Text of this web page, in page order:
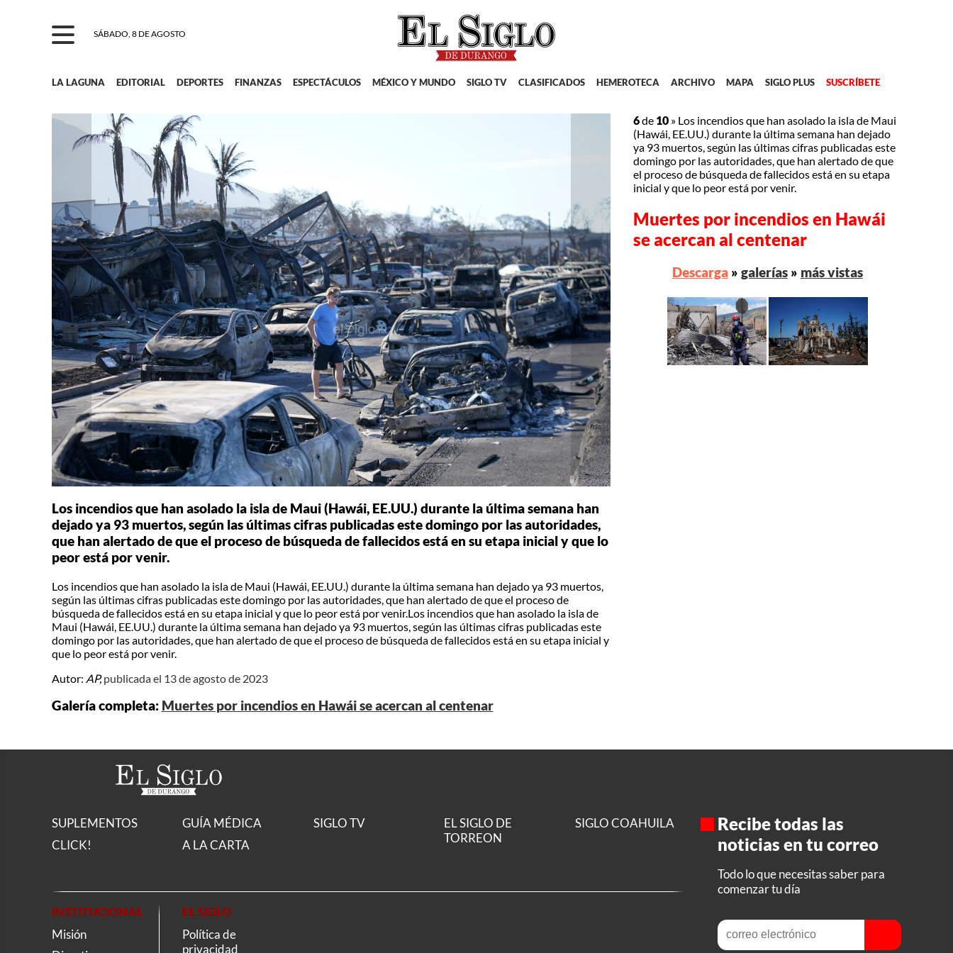
SÁBADO, 8 DE AGOSTO
LA LAGUNA EDITORIAL DEPORTES FINANZAS ESPECTÁCULOS MÉXICO Y MUNDO SIGLO TV CLASIFICADOS HEMEROTECA ARCHIVO MAPA SIGLO PLUS SUSCRÍBETE
Los incendios que han asolado la isla de Maui (Hawái, EE.UU.) durante la última semana han
dejado ya 93 muertos, según las últimas cifras publicadas este domingo por las autoridades,
que han alertado de que el proceso de búsqueda de fallecidos está en su etapa inicial y que lo
peor está por venir.
Los incendios que han asolado la isla de Maui (Hawái, EE.UU.) durante la última semana han dejado ya 93 muertos,
según las últimas cifras publicadas este domingo por las autoridades, que han alertado de que el proceso de
búsqueda de fallecidos está en su etapa inicial y que lo peor está por venir.Los incendios que han asolado la isla de
Maui (Hawái, EE.UU.) durante la última semana han dejado ya 93 muertos, según las últimas cifras publicadas este
domingo por las autoridades, que han alertado de que el proceso de búsqueda de fallecidos está en su etapa inicial y
que lo peor está por venir.
Autor: AP, publicada el 13 de agosto de 2023
Galería completa: Muertes por incendios en Hawái se acercan al centenar
6de 10 » Los incendios que han asolado la isla de Maui
(Hawái, EE.UU.) durante la última semana han dejado
ya 93 muertos, según las últimas cifras publicadas este
domingo por las autoridades, que han alertado de que
el proceso de búsqueda de fallecidos está en su etapa
inicial y que lo peor está por venir.
Muertes por incendios en Hawái
se acercan al centenar
Descarga» galerías» más vistas
SUPLEMENTOS
CLICK!
GUÍA MÉDICA
A LA CARTA
SIGLO TV
EL SIGLO DE
TORREON
SIGLO COAHUILA
INSTITUCIONAL
Misión
EL SIGLO
Política de
privacidad
Recibe todas las
noticias en tu correo
Todo lo que necesitas saber para
comenzar tu día